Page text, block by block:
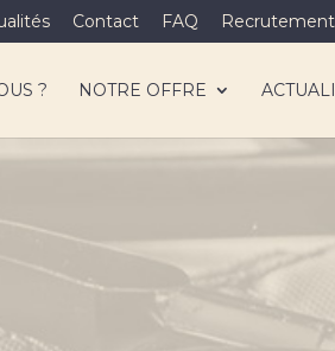
Contact FAQ Recrutement
? NOTRE OFFRE